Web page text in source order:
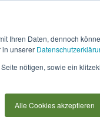
Ihren Daten, dennoch
in unserer
nötigen, sowie ein
Alle Cookies akzeptieren
it
DN110)